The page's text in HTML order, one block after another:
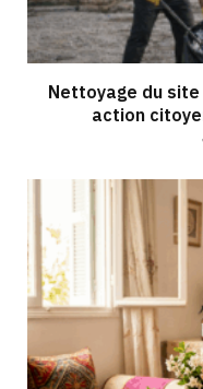
Nettoyage du site
action